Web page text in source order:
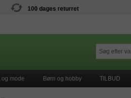
100 dages returret
og mode Børn og hobby TILBUD